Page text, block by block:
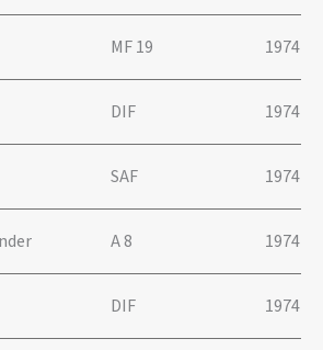
MF 19 1974
DIF 1974
SAF 1974
A 8 1974
DIF 1974